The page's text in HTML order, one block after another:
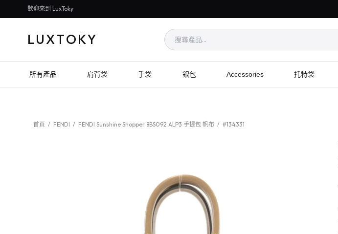
歡迎來到 LuxToky
LUXTOKY
所有產品 肩背袋 手袋 銀包 Accessories 托特袋
首頁 / FENDI / FENDI Sunshine Shopper 8BS092 ALP3 手提包 帆布 / #134331